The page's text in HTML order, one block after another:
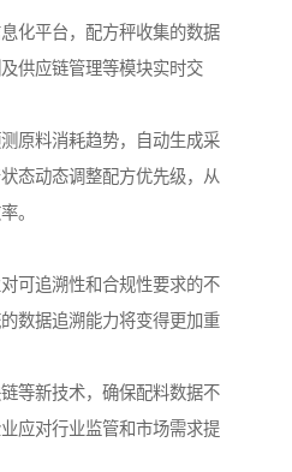
化平台，配方秤收集的数据
供应链管理等模块实时交
原料消耗趋势，自动生成采
态动态调整配方优先级，从
。
可追溯性和合规性要求的不
数据追溯能力将变得更加重
等新技术，确保配料数据不
应对行业监管和市场需求提